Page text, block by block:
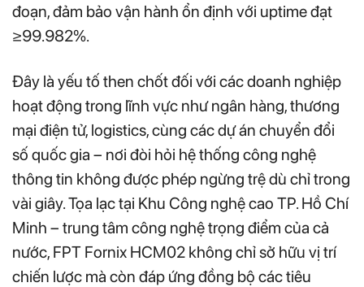
đoạn, đảm bảo vận hành ổn định với uptime đạt
≥99.982%.
Đây là yếu tố then chốt đối với các doanh nghiệp
hoạt động trong lĩnh vực như ngân hàng, thương
mại điện tử, logistics, cùng các dự án chuyển đổi
số quốc gia – nơi đòi hỏi hệ thống công nghệ
thông tin không được phép ngừng trệ dù chỉ trong
vài giây. Tọa lạc tại Khu Công nghệ cao TP. Hồ Chí
Minh – trung tâm công nghệ trọng điểm của cả
nước, FPT Fornix HCM02 không chỉ sở hữu vị trí
chiến lược mà còn đáp ứng đồng bộ các tiêu